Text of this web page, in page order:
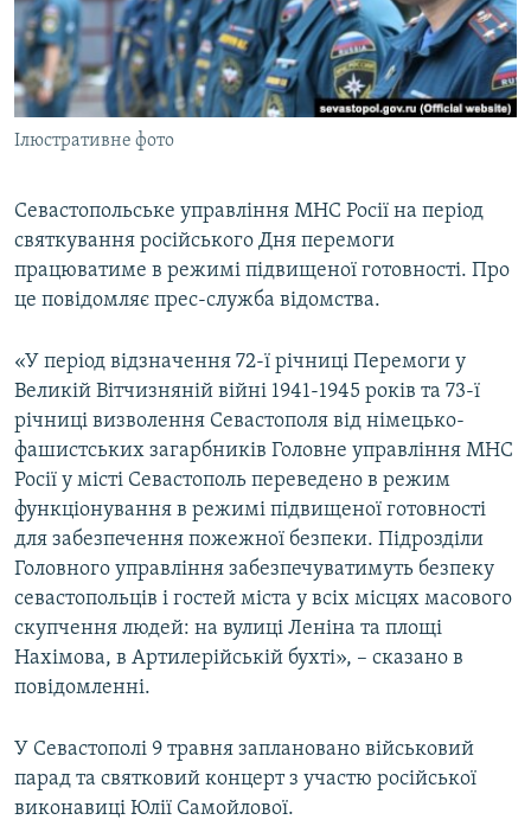
ВІДЕОУРОКИ «ELIFBE»
СВІДЧЕННЯ ОКУПАЦІЇ
УКРАЇНСЬКА ПРОБЛЕМА КРИМУ
ІНФОГРАФІКА
Русский
Qırımtatar
ДОЛУЧАЙСЯ!
Усі сайти RFE/RL
Ілюстративне фото
Севастопольське управління МНС Росії на період
святкування російського Дня перемоги
працюватиме в режимі підвищеної готовності. Про
це повідомляє прес-служба відомства.
«У період відзначення 72-ї річниці Перемоги у
Великій Вітчизняній війні 1941-1945 років та 73-ї
річниці визволення Севастополя від німецько-
фашистських загарбників Головне управління МНС
Росії у місті Севастополь переведено в режим
функціонування в режимі підвищеної готовності
для забезпечення пожежної безпеки. Підрозділи
Головного управління забезпечуватимуть безпеку
севастопольців і гостей міста у всіх місцях масового
скупчення людей: на вулиці Леніна та площі
Нахімова, в Артилерійській бухті», – сказано в
повідомленні.
У Севастополі 9 травня заплановано військовий
парад та святковий концерт з участю російської
виконавиці Юлії Самойлової.